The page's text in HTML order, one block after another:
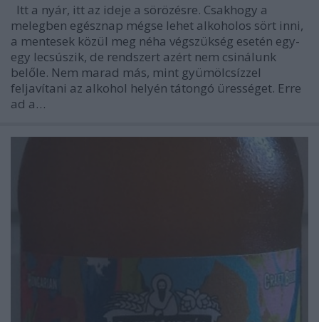
Itt a nyár, itt az ideje a sörözésre. Csakhogy a
melegben egésznap mégse lehet alkoholos sört inni,
a mentesek közül meg néha végszükség esetén egy-
egy lecsúszik, de rendszert azért nem csinálunk
belőle. Nem marad más, mint gyümölcsízzel
feljavítani az alkohol helyén tátongó ürességet. Erre
ad a…